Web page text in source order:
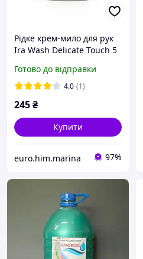
Рідке крем-мило для рук
Ira Wash Delicate Touch 5
догляд
Готово до відправки
4.0 (1)
245₴
Купити
euro.him.marina 97%